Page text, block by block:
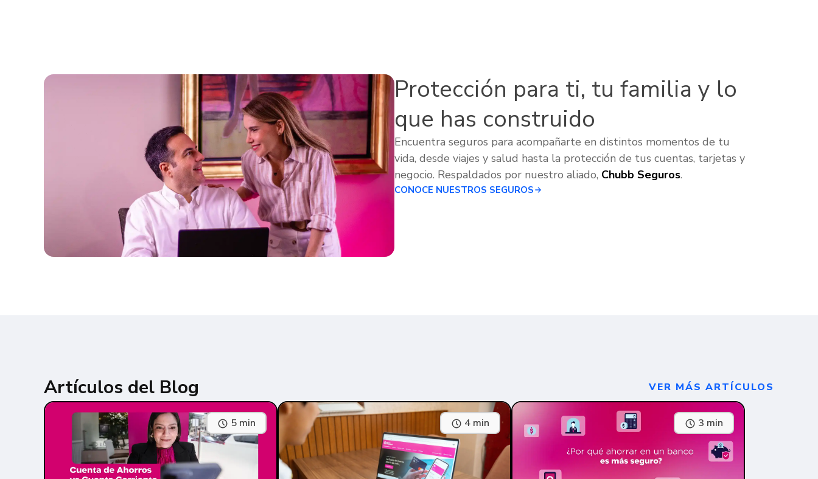
Protección para ti, tu familia y lo
que has construido
Encuentra seguros para acompañarte en distintos momentos de tu
vida, desde viajes y salud hasta la protección de tus cuentas, tarjetas y
negocio. Respaldados por nuestro aliado, Chubb Seguros.
CONOCE NUESTROS SEGUROS
Artículos del Blog VER MÁS ARTÍCULOS
5 min 4 min 3 min